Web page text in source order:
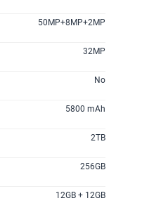
50MP+8MP+2MP
32MP
No
5800 mAh
2TB
256GB
12GB + 12GB